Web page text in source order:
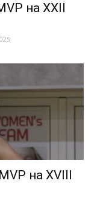
на XXII
на XVIII